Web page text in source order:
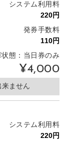
システム利用料
発券手数料
状態：当日券のみ
¥4,000
来ません
システム利用料